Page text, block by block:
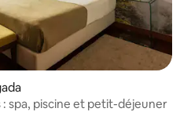
spa, piscine et petit-déjeuner